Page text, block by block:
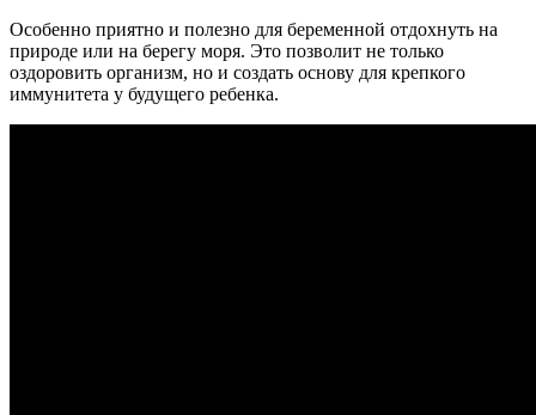
Особенно приятно и полезно для беременной отдохнуть на
природе или на берегу моря. Это позволит не только
оздоровить организм, но и создать основу для крепкого
иммунитета у будущего ребенка.